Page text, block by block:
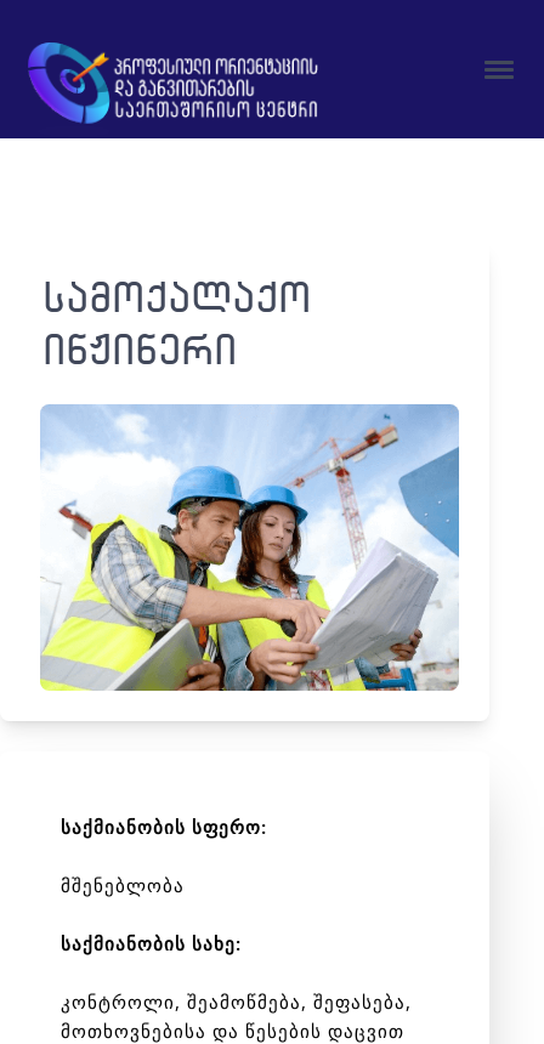
სამოქალაქო
ინჟინერი
საქმიანობის სფერო:
მშენებლობა
საქმიანობის სახე:
კონტროლი, შეამოწმება, შეფასება,
მოთხოვნებისა და წესების დაცვით